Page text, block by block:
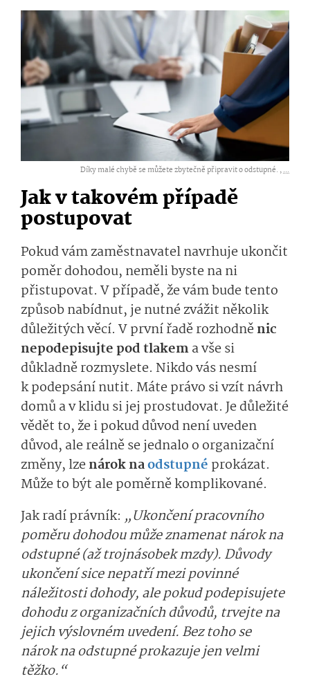
Díky malé chybě se můžete zbytečně připravit o odstupné. ,...
Jak v takovém případě
postupovat
Pokud vám zaměstnavatel navrhuje ukončit
poměr dohodou, neměli byste na ni
přistupovat. V případě, že vám bude tento
způsob nabídnut, je nutné zvážit několik
důležitých věcí. V první řadě rozhodněnic
nepodepisujte pod tlakema vše si
důkladně rozmyslete. Nikdo vás nesmí
k podepsání nutit. Máte právo si vzít návrh
domů a v klidu si jej prostudovat. Je důležité
vědět to, že i pokud důvod není uveden
důvod, ale reálně se jednalo o organizační
změny, lzenárok naodstupné prokázat.
Může to být ale poměrně komplikované.
Jak radí právník: „Ukončení pracovního
poměru dohodou může znamenat nárok na
odstupné (až trojnásobek mzdy). Důvody
ukončení sice nepatří mezi povinné
náležitosti dohody, ale pokud podepisujete
dohodu z organizačních důvodů, trvejte na
jejich výslovném uvedení. Bez toho se
nárok na odstupné prokazuje jen velmi
těžko.“